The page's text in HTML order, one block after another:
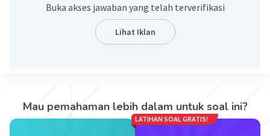
Beri Rating Balas
Iklan
Semoga membantu 🙏☺️
Buka akses jawaban yang telah terverifikasi
Lihat Iklan
Mau pemahaman lebih dalam untuk soal ini?
LATIHAN SOAL GRATIS!